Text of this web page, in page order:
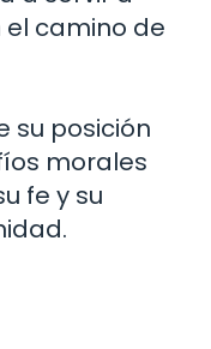
el camino de
su posición
morales
fe y su